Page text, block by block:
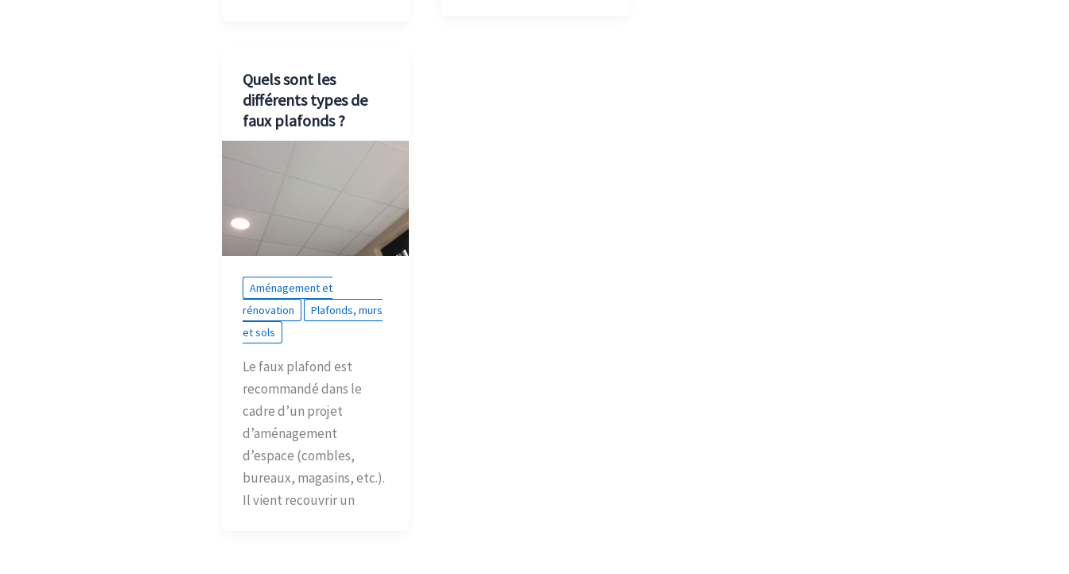
Quels sont les
différents types de
faux plafonds ?
Aménagement et
rénovation
Plafonds, murs
et sols
Le faux plafond est
recommandé dans le
cadre d’un projet
d’aménagement
d’espace (combles,
bureaux, magasins, etc.).
Il vient recouvrir un